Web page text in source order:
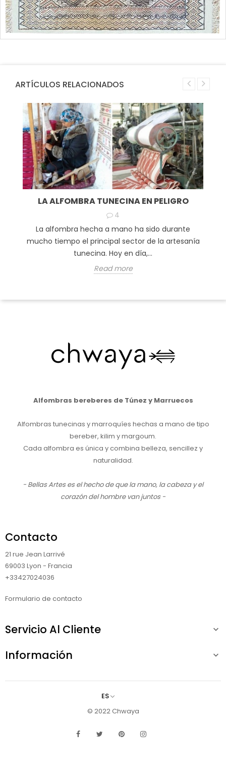
ARTÍCULOS RELACIONADOS
LA ALFOMBRA TUNECINA EN PELIGRO
4
La alfombra hecha a mano ha sido durante
mucho tiempo el principal sector de la artesanía
tunecina. Hoy en día,...
Read more
Alfombras bereberes de Túnez y Marruecos
Alfombras tunecinas y marroquíes hechas a mano de tipo
bereber, kilim y margoum.
Cada alfombra es única y combina belleza, sencillez y
naturalidad.
- Bellas Artes es el hecho de que la mano, la cabeza y el
corazón del hombre van juntos -
Contacto
21 rue Jean Larrivé
69003 Lyon - Francia
+33427024036
Formulario de contacto
Servicio Al Cliente 
Información 
ES
© 2022 Chwaya